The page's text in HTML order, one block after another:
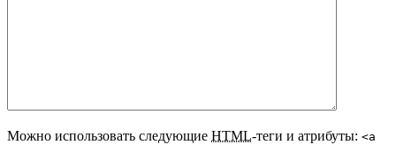
Можно использовать следующие HTML-теги и атрибуты: <a